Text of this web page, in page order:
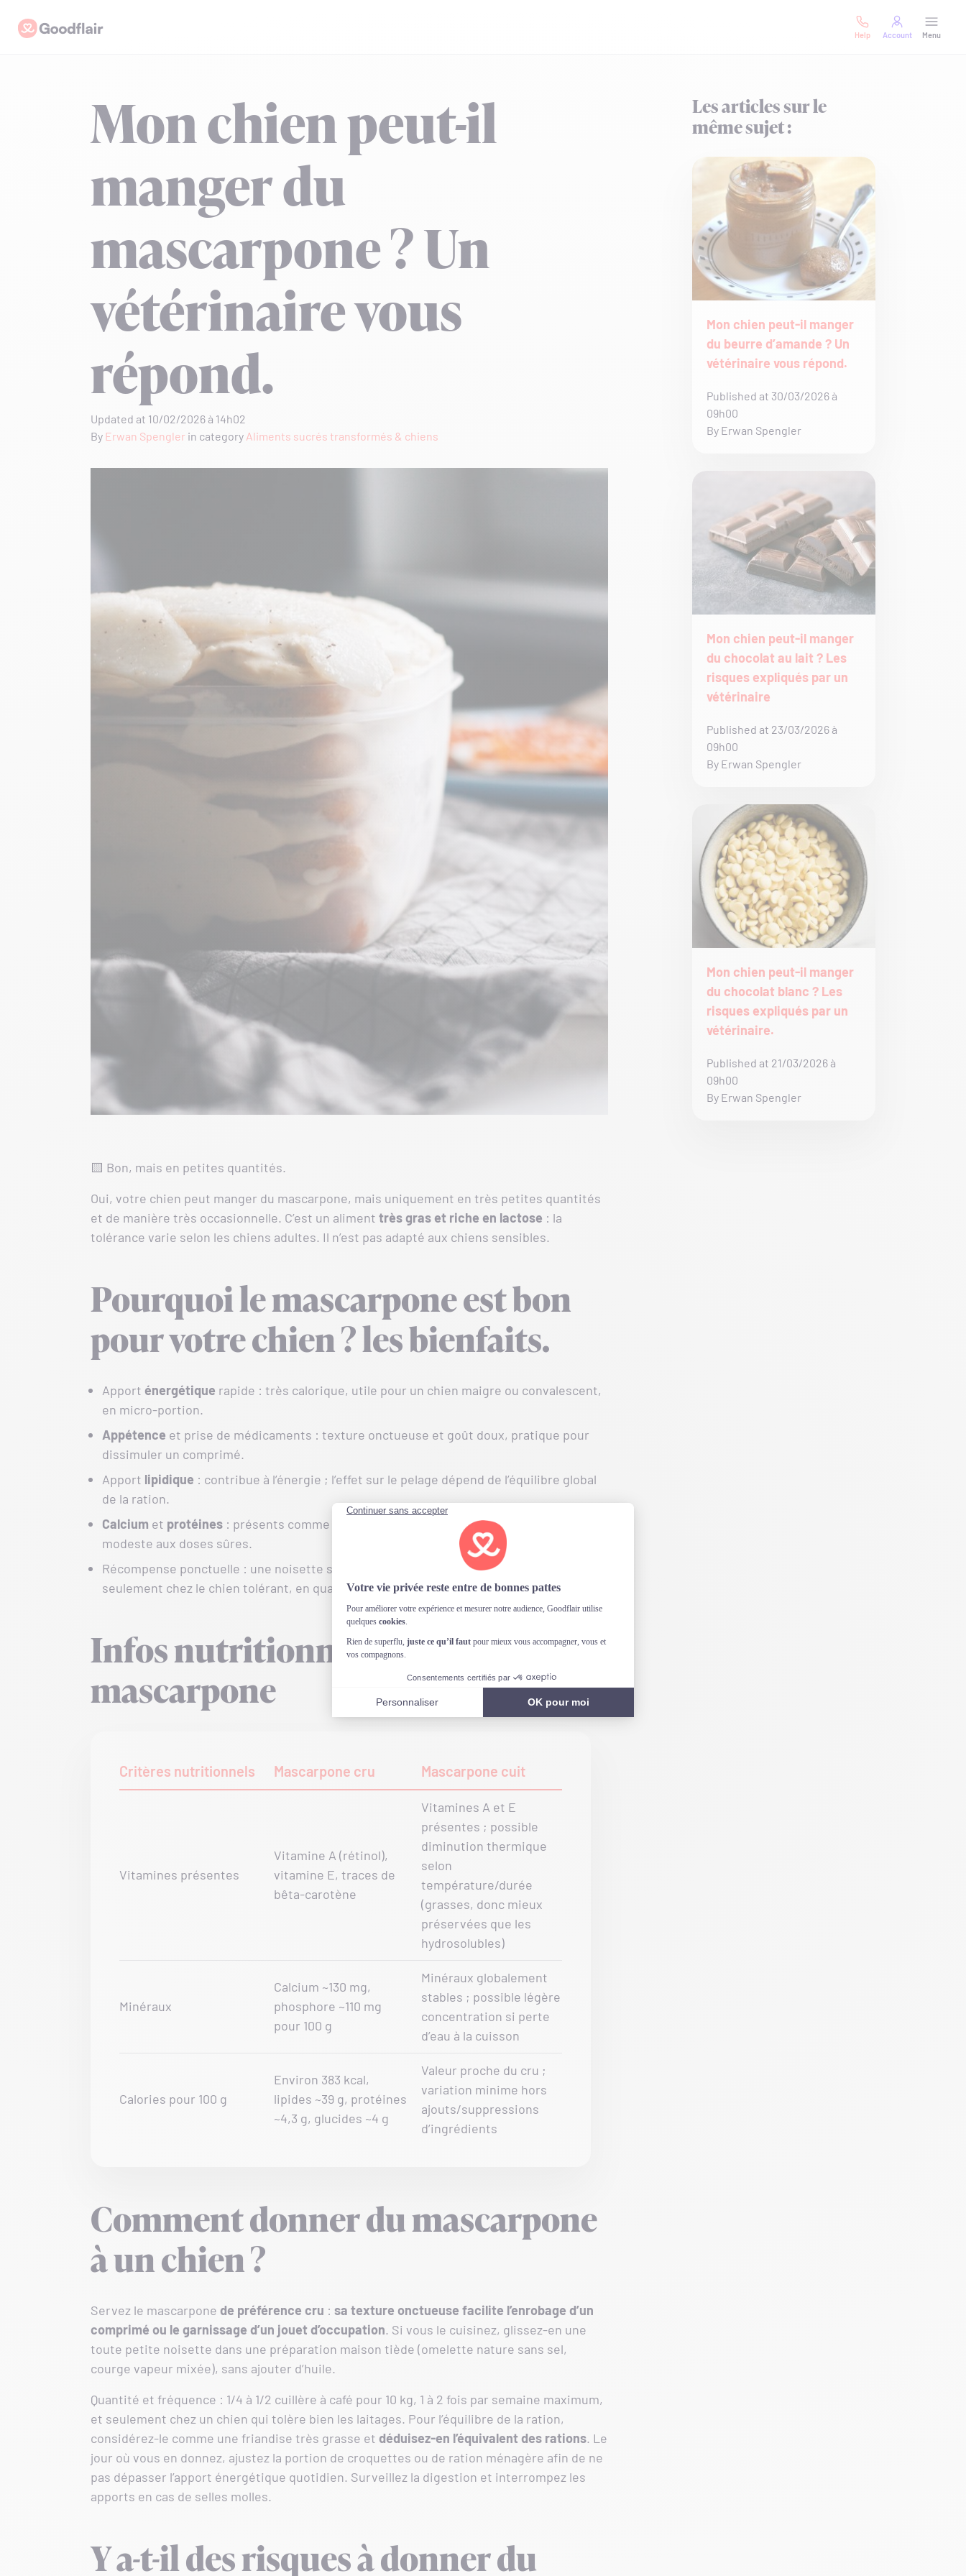
content
Goodflair
Help Account Menu
Mon chien peut-il
manger du
mascarpone ? Un
vétérinaire vous
répond.
Updated at 10/02/2026 à 14h02
By Erwan Spengler in category Aliments sucrés transformés & chiens
🟨 Bon, mais en petites quantités.
Oui, votre chien peut manger du mascarpone, mais uniquement en très petites quantités
et de manière très occasionnelle. C’est un aliment très gras et riche en lactose : la
tolérance varie selon les chiens adultes. Il n’est pas adapté aux chiens sensibles.
Pourquoi le mascarpone est bon
pour votre chien ? les bienfaits.
Apport énergétique rapide : très calorique, utile pour un chien maigre ou convalescent,
en micro-portion.
Appétence et prise de médicaments : texture onctueuse et goût doux, pratique pour
dissimuler un comprimé.
Apport lipidique : contribue à l’énergie ; l’effet sur le pelage dépend de l’équilibre global
de la ration.
Calcium et protéines : présents comme dans les produits laitiers, mais en quantité
modeste aux doses sûres.
Récompense ponctuelle : une noisette suffit pour motiver sans alourdir la ration, intérêt
seulement chez le chien tolérant, en quantité infime.
Infos nutritionnelles du
mascarpone
Critères nutritionnels Mascarpone cru Mascarpone cuit
Vitamines présentes
Vitamine A (rétinol),
vitamine E, traces de
bêta-carotène
Vitamines A et E
présentes ; possible
diminution thermique
selon
température/durée
(grasses, donc mieux
préservées que les
hydrosolubles)
Minéraux
Calcium ~130 mg,
phosphore ~110 mg
pour 100 g
Minéraux globalement
stables ; possible légère
concentration si perte
d’eau à la cuisson
Calories pour 100 g
Environ 383 kcal,
lipides ~39 g, protéines
~4,3 g, glucides ~4 g
Valeur proche du cru ;
variation minime hors
ajouts/suppressions
d’ingrédients
Comment donner du mascarpone
à un chien ?
Servez le mascarpone de préférence cru : sa texture onctueuse facilite l’enrobage d’un
comprimé ou le garnissage d’un jouet d’occupation. Si vous le cuisinez, glissez-en une
toute petite noisette dans une préparation maison tiède (omelette nature sans sel,
courge vapeur mixée), sans ajouter d’huile.
Quantité et fréquence : 1/4 à 1/2 cuillère à café pour 10 kg, 1 à 2 fois par semaine maximum,
et seulement chez un chien qui tolère bien les laitages. Pour l’équilibre de la ration,
considérez-le comme une friandise très grasse et déduisez-en l’équivalent des rations. Le
jour où vous en donnez, ajustez la portion de croquettes ou de ration ménagère afin de ne
pas dépasser l’apport énergétique quotidien. Surveillez la digestion et interrompez les
apports en cas de selles molles.
Y a-t-il des risques à donner du
Les articles sur le
même sujet :
Mon chien peut-il manger
du beurre d’amande ? Un
vétérinaire vous répond.
Published at 30/03/2026 à
09h00
By Erwan Spengler
Mon chien peut-il manger
du chocolat au lait ? Les
risques expliqués par un
vétérinaire
Published at 23/03/2026 à
09h00
By Erwan Spengler
Mon chien peut-il manger
du chocolat blanc ? Les
risques expliqués par un
vétérinaire.
Published at 21/03/2026 à
09h00
By Erwan Spengler